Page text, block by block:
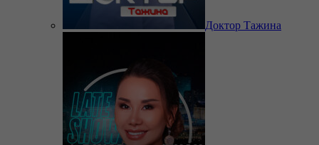
Доктор Тажина